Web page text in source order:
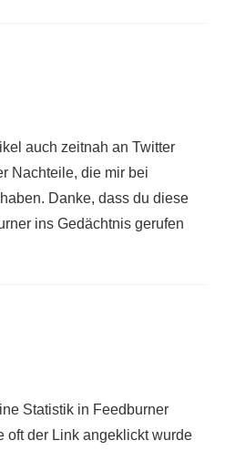
auch zeitnah an Twitter
Nachteile, die mir bei
Danke, dass du diese
ins Gedächtnis gerufen
Statistik in Feedburner
oft der Link angeklickt wurde